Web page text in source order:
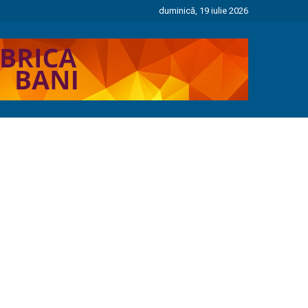
duminică, 19 iulie 2026